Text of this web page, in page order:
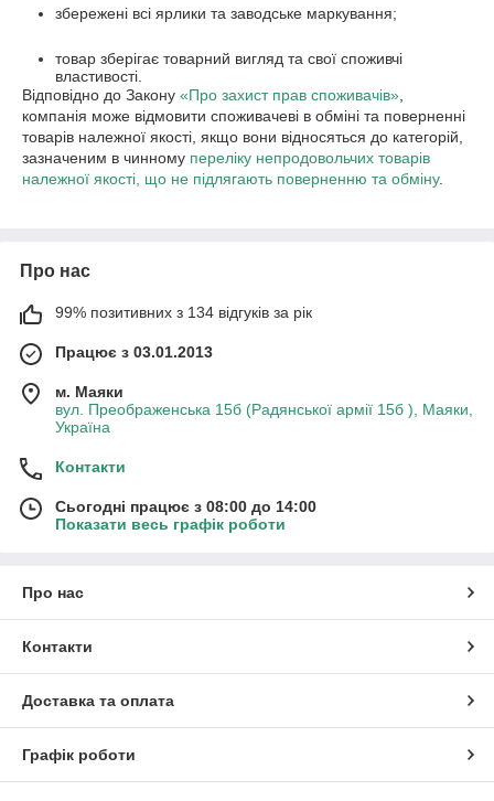
збережені всі ярлики та заводське маркування;
товар зберігає товарний вигляд та свої споживчі
властивості.
Відповідно до Закону «Про захист прав споживачів»
компанія може відмовити споживачеві в обміні та поверненні
товарів належної якості, якщо вони відносяться до категорій,
зазначеним в чинному переліку непродовольчих товарів
належної якості, що не підлягають поверненню та обміну.
Про нас
99% позитивних з 134 відгуків за рік
Працює з 03.01.2013
м. Маяки
вул. Преображенська 15б (Радянської армії 15б ), Маяки,
Україна
Контакти
Сьогодні працює з 08:00 до 14:00
Показати весь графік роботи
Про нас
Контакти
Доставка та оплата
Графік роботи